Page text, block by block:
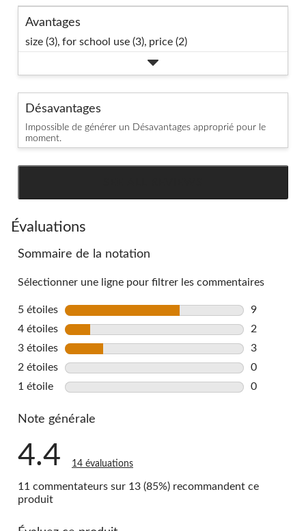
Avantages
size (3), for school use (3), price (2)
Désavantages
Impossible de générer un Désavantages approprié pour le
moment.
Évaluations
Sommaire de la notation
Sélectionner une ligne pour filtrer les commentaires
5 étoiles étoiles
9
9
4 étoiles étoiles
2
2
3 étoiles étoiles
3
3
2 étoiles étoiles
0
0
1 étoile étoiles
0
Note générale
4.4 14 évaluations
11 commentateurs sur 13 (85%) recommandent ce
produit